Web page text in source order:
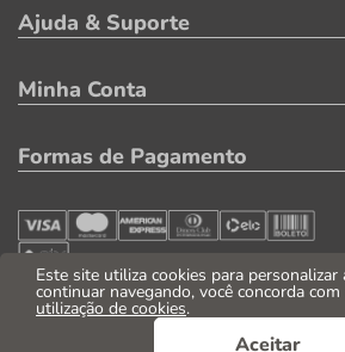
Este site utiliza cookies para personalizar
continuar navegando, você concorda
utilização de cookies.
Aceitar
Ajuda & Suporte
Minha Conta
Formas de Pagamento
Segurança